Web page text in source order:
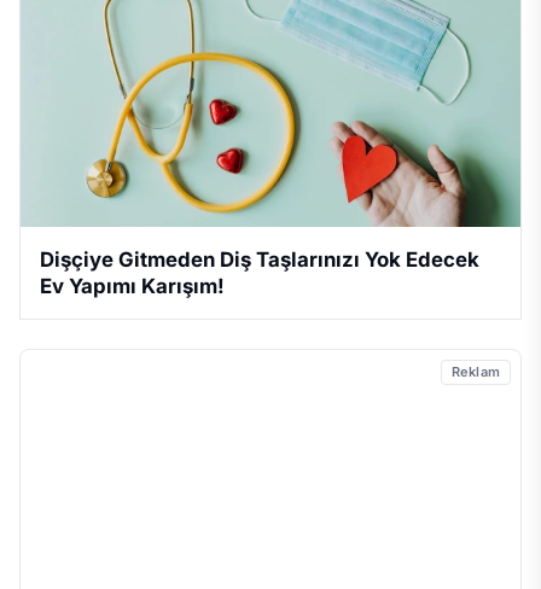
Dişçiye Gitmeden Diş Taşlarınızı Yok Edecek
Ev Yapımı Karışım!
Reklam